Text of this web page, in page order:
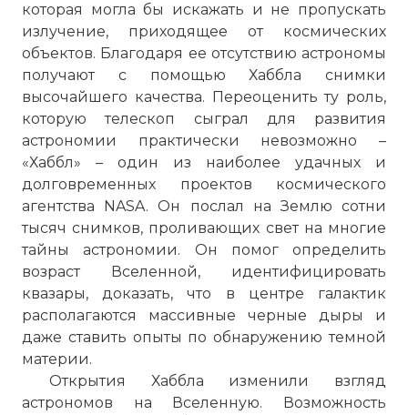
которая могла бы искажать и не пропускать
излучение, приходящее от космических
объектов. Благодаря ее отсутствию астрономы
получают с помощью Хаббла снимки
высочайшего качества. Переоценить ту роль,
которую телескоп сыграл для развития
астрономии практически невозможно –
«Хаббл» – один из наиболее удачных и
долговременных проектов космического
агентства NASA. Он послал на Землю сотни
тысяч снимков, проливающих свет на многие
тайны астрономии. Он помог определить
возраст Вселенной, идентифицировать
квазары, доказать, что в центре галактик
располагаются массивные черные дыры и
даже ставить опыты по обнаружению темной
материи.
Открытия Хаббла изменили взгляд
астрономов на Вселенную. Возможность